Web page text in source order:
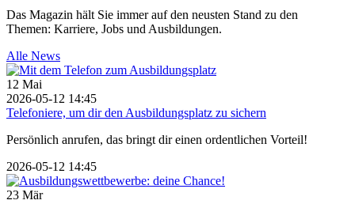
Das Magazin hält Sie immer auf den neusten Stand zu den
Themen: Karriere, Jobs und Ausbildungen.
Alle News
12 Mai
2026-05-12 14:45
Telefoniere, um dir den Ausbildungsplatz zu sichern
Persönlich anrufen, das bringt dir einen ordentlichen Vorteil!
2026-05-12 14:45
23 Mär